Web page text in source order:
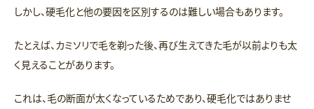
しかし、硬毛化と他の要因を区別するのは難しい場合もあります。
たとえば、カミソリで毛を剃った後、再び生えてきた毛が以前よりも太
く見えることがあります。
これは、毛の断面が太くなっているためであり、硬毛化ではありませ